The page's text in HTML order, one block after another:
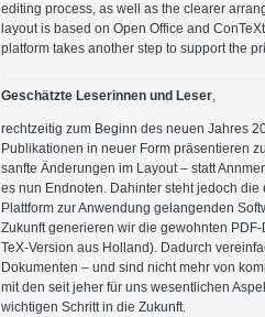
editing process, as well as the clearer
layout is based on Open Office and
platform takes another step to support the
Geschätzte Leserinnen und Leser,
rechtzeitig zum Beginn des neuen Jahres
Publikationen in neuer Form präsentieren
sanfte Änderungen im Layout – statt
es nun Endnoten. Dahinter steht jedoch
Plattform zur Anwendung gelangenden
Zukunft generieren wir die gewohnten
TeX-Version aus Holland). Dadurch
Dokumenten – und sind nicht mehr von
mit den seit jeher für uns wesentlichen
wichtigen Schritt in die Zukunft.